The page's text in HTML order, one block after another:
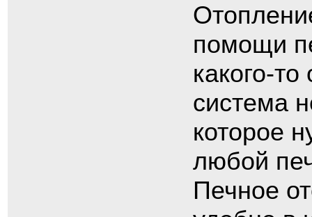
помощи
какого-
система
которое
любой
Печное